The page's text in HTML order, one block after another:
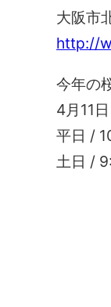
大阪市
http://
今年の
4月11
平日 /
土日 /